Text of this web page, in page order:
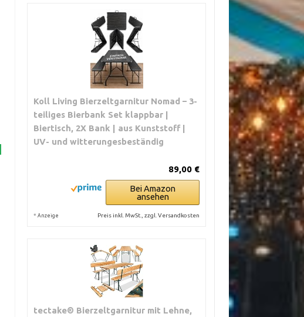
Koll Living Bierzeltgarnitur Nomad – 3-
teiliges Bierbank Set klappbar |
Biertisch, 2X Bank | aus Kunststoff |
UV- und witterungesbeständig
89,00 €
Bei Amazon
ansehen
* Anzeige Preis inkl. MwSt., zzgl. Versandkosten
tectake® Bierzeltgarnitur mit Lehne,